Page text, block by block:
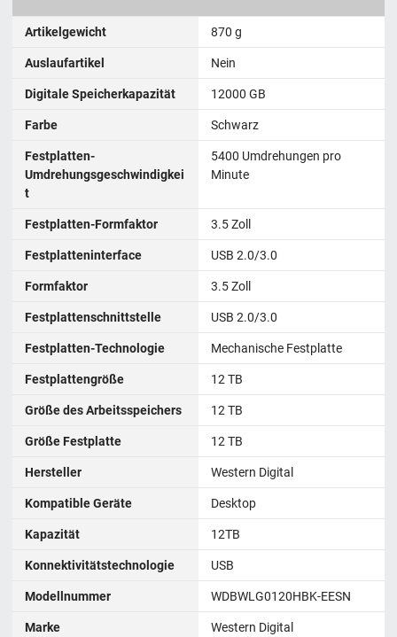
Artikelgewicht ‎870 g
Auslaufartikel Nein
Digitale Speicherkapazität 12000 GB
Farbe Schwarz
Festplatten-
Umdrehungsgeschwindigkei
t
5400 Umdrehungen pro
Minute
Festplatten-Formfaktor 3.5 Zoll
Festplatteninterface USB 2.0/3.0
Formfaktor 3.5 Zoll
Festplattenschnittstelle USB 2.0/3.0
Festplatten-Technologie Mechanische Festplatte
Festplattengröße 12 TB
Größe des Arbeitsspeichers ‎12 TB
Größe Festplatte ‎12 TB
Hersteller Western Digital
Kompatible Geräte Desktop
Kapazität 12TB
Konnektivitätstechnologie USB
Modellnummer WDBWLG0120HBK-EESN
Marke Western Digital